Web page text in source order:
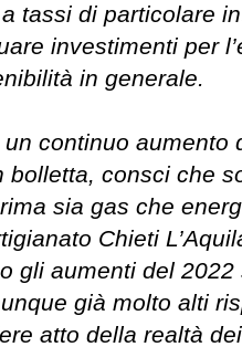
tassi di particolare
investimenti per
in generale.
un continuo aumento
bolletta, consci che
sia gas che
Chieti
gli aumenti del
già molto alti
atto della realtà